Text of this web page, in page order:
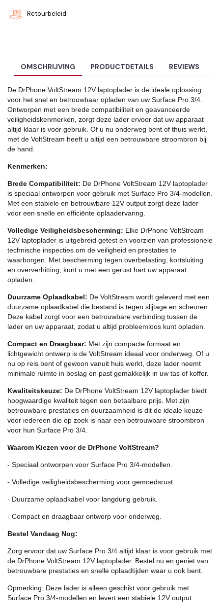
Retourbeleid
OMSCHRIJVING PRODUCTDETAILS REVIEWS
De DrPhone VoltStream 12V laptoplader is de ideale oplossing
voor het snel en betrouwbaar opladen van uw Surface Pro 3/4.
Ontworpen met een brede compatibiliteit en geavanceerde
veiligheidskenmerken, zorgt deze lader ervoor dat uw apparaat
altijd klaar is voor gebruik. Of u nu onderweg bent of thuis werkt,
met de VoltStream heeft u altijd een betrouwbare stroombron bij
de hand.
Kenmerken:
Brede Compatibiliteit: De DrPhone VoltStream 12V laptoplader
is speciaal ontworpen voor gebruik met Surface Pro 3/4-modellen.
Met een stabiele en betrouwbare 12V output zorgt deze lader
voor een snelle en efficiënte oplaadervaring.
Volledige Veiligheidsbescherming: Elke DrPhone VoltStream
12V laptoplader is uitgebreid getest en voorzien van professionele
technische inspecties om de veiligheid en prestaties te
waarborgen. Met bescherming tegen overbelasting, kortsluiting
en oververhitting, kunt u met een gerust hart uw apparaat
opladen.
Duurzame Oplaadkabel: De VoltStream wordt geleverd met een
duurzame oplaadkabel die bestand is tegen slijtage en scheuren.
Deze kabel zorgt voor een betrouwbare verbinding tussen de
lader en uw apparaat, zodat u altijd probleemloos kunt opladen.
Compact en Draagbaar: Met zijn compacte formaat en
lichtgewicht ontwerp is de VoltStream ideaal voor onderweg. Of u
nu op reis bent of gewoon vanuit huis werkt, deze lader neemt
minimale ruimte in beslag en past gemakkelijk in uw tas of koffer.
Kwaliteitskeuze: De DrPhone VoltStream 12V laptoplader biedt
hoogwaardige kwaliteit tegen een betaalbare prijs. Met zijn
betrouwbare prestaties en duurzaamheid is dit de ideale keuze
voor iedereen die op zoek is naar een betrouwbare stroombron
voor hun Surface Pro 3/4.
Waarom Kiezen voor de DrPhone VoltStream?
- Speciaal ontworpen voor Surface Pro 3/4-modellen.
- Volledige veiligheidsbescherming voor gemoedsrust.
- Duurzame oplaadkabel voor langdurig gebruik.
- Compact en draagbaar ontwerp voor onderweg.
Bestel Vandaag Nog:
Zorg ervoor dat uw Surface Pro 3/4 altijd klaar is voor gebruik met
de DrPhone VoltStream 12V laptoplader. Bestel nu en geniet van
betrouwbare prestaties en snelle oplaadtijden waar u ook bent.
Opmerking: Deze lader is alleen geschikt voor gebruik met
Surface Pro 3/4-modellen en levert een stabiele 12V output.